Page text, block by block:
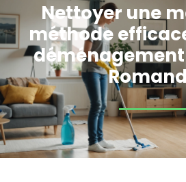
Nettoyer une
méthode
déménagement